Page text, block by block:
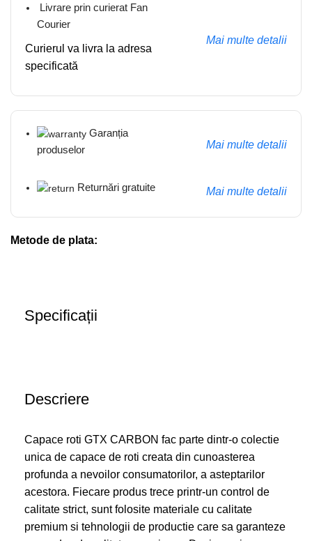
Livrare prin curierat Fan
Courier
Curierul va livra la adresa
specificată
Mai multe detalii
Garanția
produselor
Mai multe detalii
Returnări gratuite Mai multe detalii
Metode de plata:
Descriere
Capace roti GTX CARBON fac parte dintr-o colectie
unica de capace de roti creata din cunoasterea
profunda a nevoilor consumatorilor, a asteptarilor
acestora. Fiecare produs trece printr-un control de
calitate strict, sunt folosite materiale cu calitate
premium si tehnologii de productie care sa garanteze
Specificații